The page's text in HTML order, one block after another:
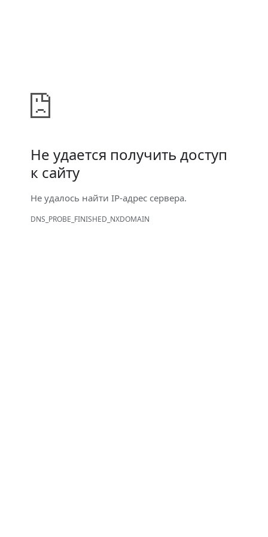
Не удается получить доступ
к сайту
Не удалось найти IP-адрес сервера.
DNS_PROBE_FINISHED_NXDOMAIN